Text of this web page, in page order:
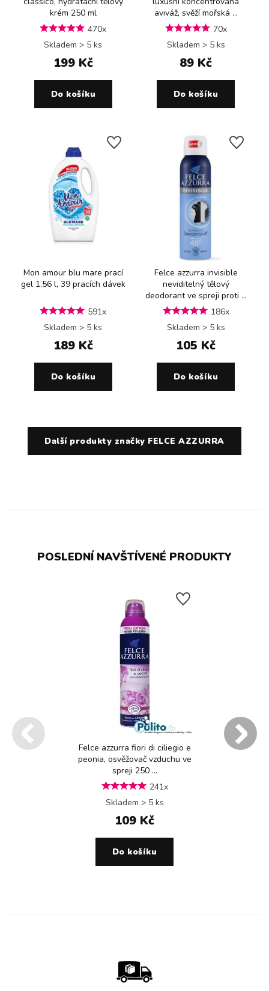
krém 250 ml
470x
Skladem > 5 ks
199 Kč
Do košíku
aviváž, svěží mořská ...
70x
Skladem > 5 ks
89 Kč
Do košíku
Mon amour blu mare prací
gel 1,56 l, 39 pracích dávek
591x
Skladem > 5 ks
189 Kč
Do košíku
Felce azzurra invisible
neviditelný tělový
deodorant ve spreji proti ...
186x
Skladem > 5 ks
105 Kč
Do košíku
Další produkty značky FELCE AZZURRA
POSLEDNÍ NAVŠTÍVENÉ PRODUKTY
Felce azzurra fiori di ciliegio e
peonia, osvěžovač vzduchu ve
spreji 250 ...
241x
Skladem > 5 ks
109 Kč
Do košíku